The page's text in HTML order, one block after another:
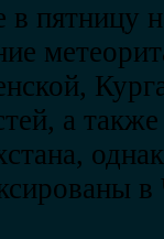
в пятницу
а
в